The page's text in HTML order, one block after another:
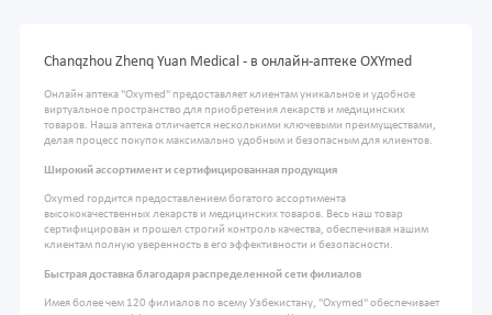
Chanqzhou Zhenq Yuan Medical - в онлайн-аптеке OXYmed
Онлайн аптека "Oxymed" предоставляет клиентам уникальное и удобное
виртуальное пространство для приобретения лекарств и медицинских
товаров. Наша аптека отличается несколькими ключевыми преимуществами,
делая процесс покупок максимально удобным и безопасным для клиентов.
Широкий ассортимент и сертифицированная продукция
Oxymed гордится предоставлением богатого ассортимента
высококачественных лекарств и медицинских товаров. Весь наш товар
сертифицирован и прошел строгий контроль качества, обеспечивая нашим
клиентам полную уверенность в его эффективности и безопасности.
Быстрая доставка благодаря распределенной сети филиалов
Имея более чем 120 филиалов по всему Узбекистану, "Oxymed" обеспечивает